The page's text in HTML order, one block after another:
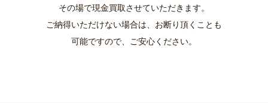
その場で現金買取させていただきます。
ご納得いただけない場合は、お断り頂くことも
可能ですので、ご安心ください。